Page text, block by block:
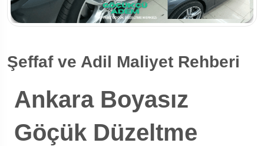
Şeffaf ve Adil Maliyet Rehberi
Ankara Boyasız
Göçük Düzeltme